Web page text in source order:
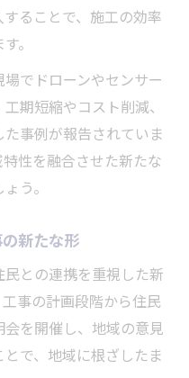
ることで、施工の効率
。
でドローンやセンサー
期短縮やコスト削減、
事例が報告されていま
性を融合させた新たな
う。
新たな形
との連携を重視した新
事の計画段階から住民
を開催し、地域の意見
で、地域に根ざしたま